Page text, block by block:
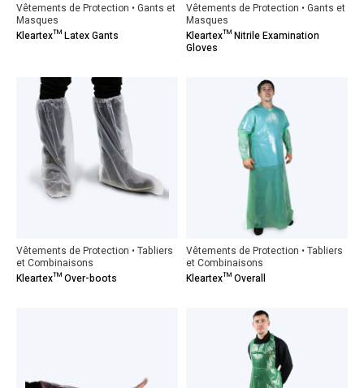
Vêtements de Protection • Gants et
Masques
Kleartex™ Latex Gants
Vêtements de Protection • Gants et
Masques
Kleartex™ Nitrile Examination
Gloves
Vêtements de Protection • Tabliers
et Combinaisons
Kleartex™ Over-boots
Vêtements de Protection • Tabliers
et Combinaisons
Kleartex™ Overall